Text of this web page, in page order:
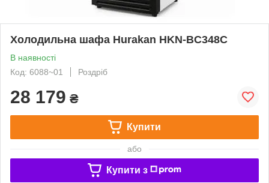
Холодильна шафа Hurakan HKN-BC348C
В наявності
Код: 6088~01
Роздріб
28 179 ₴
Купити
або
Купити з